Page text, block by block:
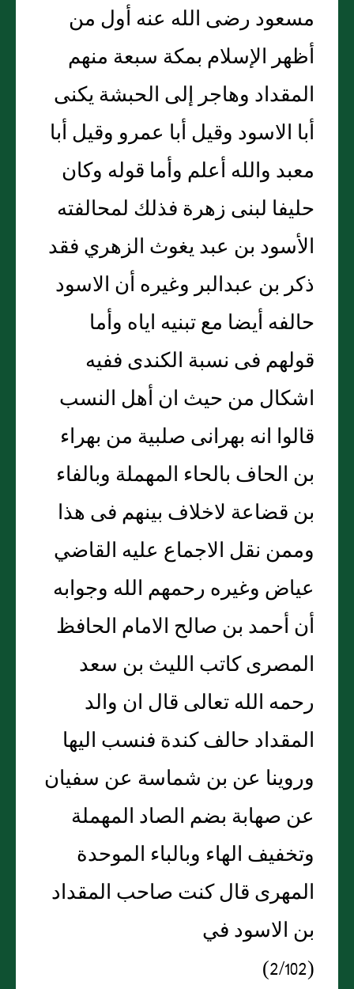
مسعود رضى الله عنه أول من
أظهر الإسلام بمكة سبعة منهم
المقداد وهاجر إلى الحبشة يكنى
أبا الاسود وقيل أبا عمرو وقيل أبا
معبد والله أعلم وأما قوله وكان
حليفا لبنى زهرة فذلك لمحالفته
الأسود بن عبد يغوث الزهري فقد
ذكر بن عبدالبر وغيره أن الاسود
حالفه أيضا مع تبنيه اياه وأما
قولهم فى نسبة الكندى ففيه
اشكال من حيث ان أهل النسب
قالوا انه بهرانى صلبية من بهراء
بن الحاف بالحاء المهملة وبالفاء
بن قضاعة لاخلاف بينهم فى هذا
وممن نقل الاجماع عليه القاضي
عياض وغيره رحمهم الله وجوابه
أن أحمد بن صالح الامام الحافظ
المصرى كاتب الليث بن سعد
رحمه الله تعالى قال ان والد
المقداد حالف كندة فنسب اليها
وروينا عن بن شماسة عن سفيان
عن صهابة بضم الصاد المهملة
وتخفيف الهاء وبالباء الموحدة
المهرى قال كنت صاحب المقداد
بن الاسود في
(2/102)